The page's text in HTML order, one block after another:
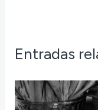
Entradas